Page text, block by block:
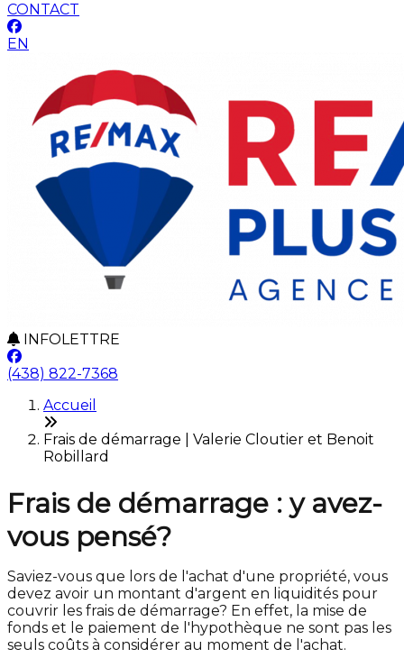
CONTACT
EN
INFOLETTRE
(438) 822-7368
Accueil
Frais de démarrage | Valerie Cloutier et Benoit
Robillard
Frais de démarrage : y avez-
vous pensé?
Saviez-vous que lors de l'achat d'une propriété, vous
devez avoir un montant d'argent en liquidités pour
couvrir les frais de démarrage? En effet, la mise de
fonds et le paiement de l'hypothèque ne sont pas les
seuls coûts à considérer au moment de l'achat.